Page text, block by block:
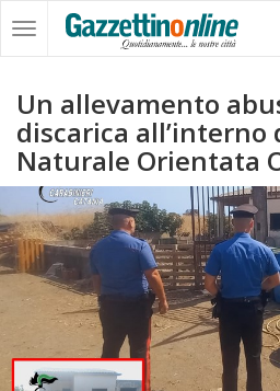
Un allevamento
discarica all’interno
Naturale Orientata